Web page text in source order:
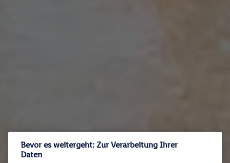
Bevor es weitergeht: Zur Verarbeitung Ihrer
Daten